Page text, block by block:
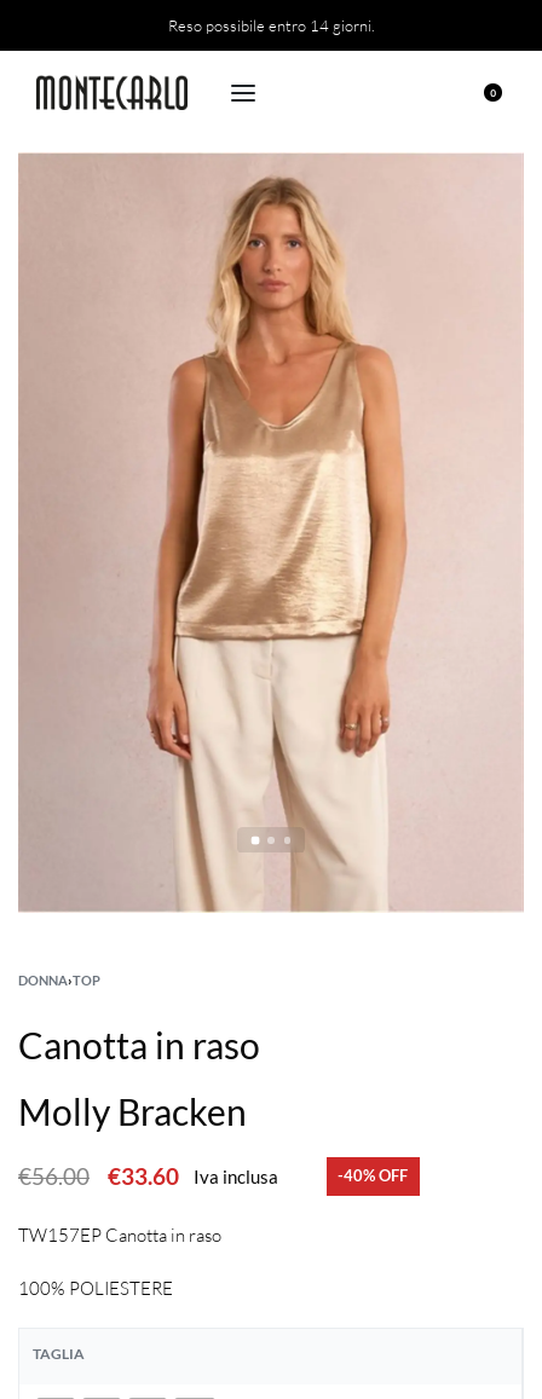
Reso possibile entro 14 giorni.
0
DONNA›TOP
Canotta in raso
Molly Bracken
€56.00 €33.60 Iva inclusa -40% OFF
TW157EP Canotta in raso
100% POLIESTERE
TAGLIA